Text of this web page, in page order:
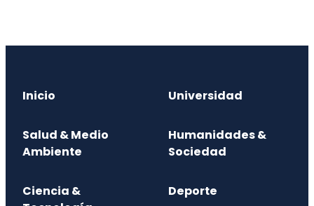
Inicio Universidad
Salud & Medio
Ambiente
Humanidades &
Sociedad
Ciencia &
Deporte